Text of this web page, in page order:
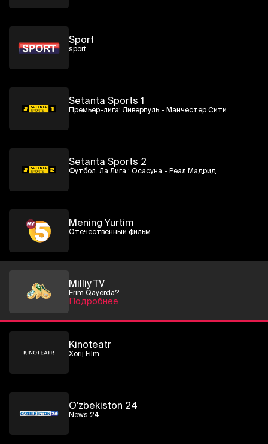
Sport
sport
Setanta Sports 1
Премьер-лига: Ливерпуль - Манчестер Сити
Setanta Sports 2
Футбол. Ла Лига : Осасуна - Реал Мадрид
Mening Yurtim
Отечественный фильм
Milliy TV
Erim Qayerda?
Подробнее
Kinoteatr
Xorij Film
O'zbekiston 24
News 24